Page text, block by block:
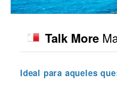
Talk More
Ideal para aqueles